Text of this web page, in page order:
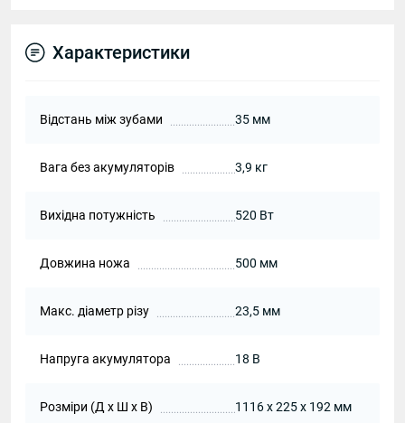
Характеристики
Відстань між зубами 35 мм
Вага без акумуляторів 3,9 кг
Вихідна потужність 520 Вт
Довжина ножа 500 мм
Макс. діаметр різу 23,5 мм
Напруга акумулятора 18 В
Розміри (Д х Ш х В) 1116 x 225 x 192 мм